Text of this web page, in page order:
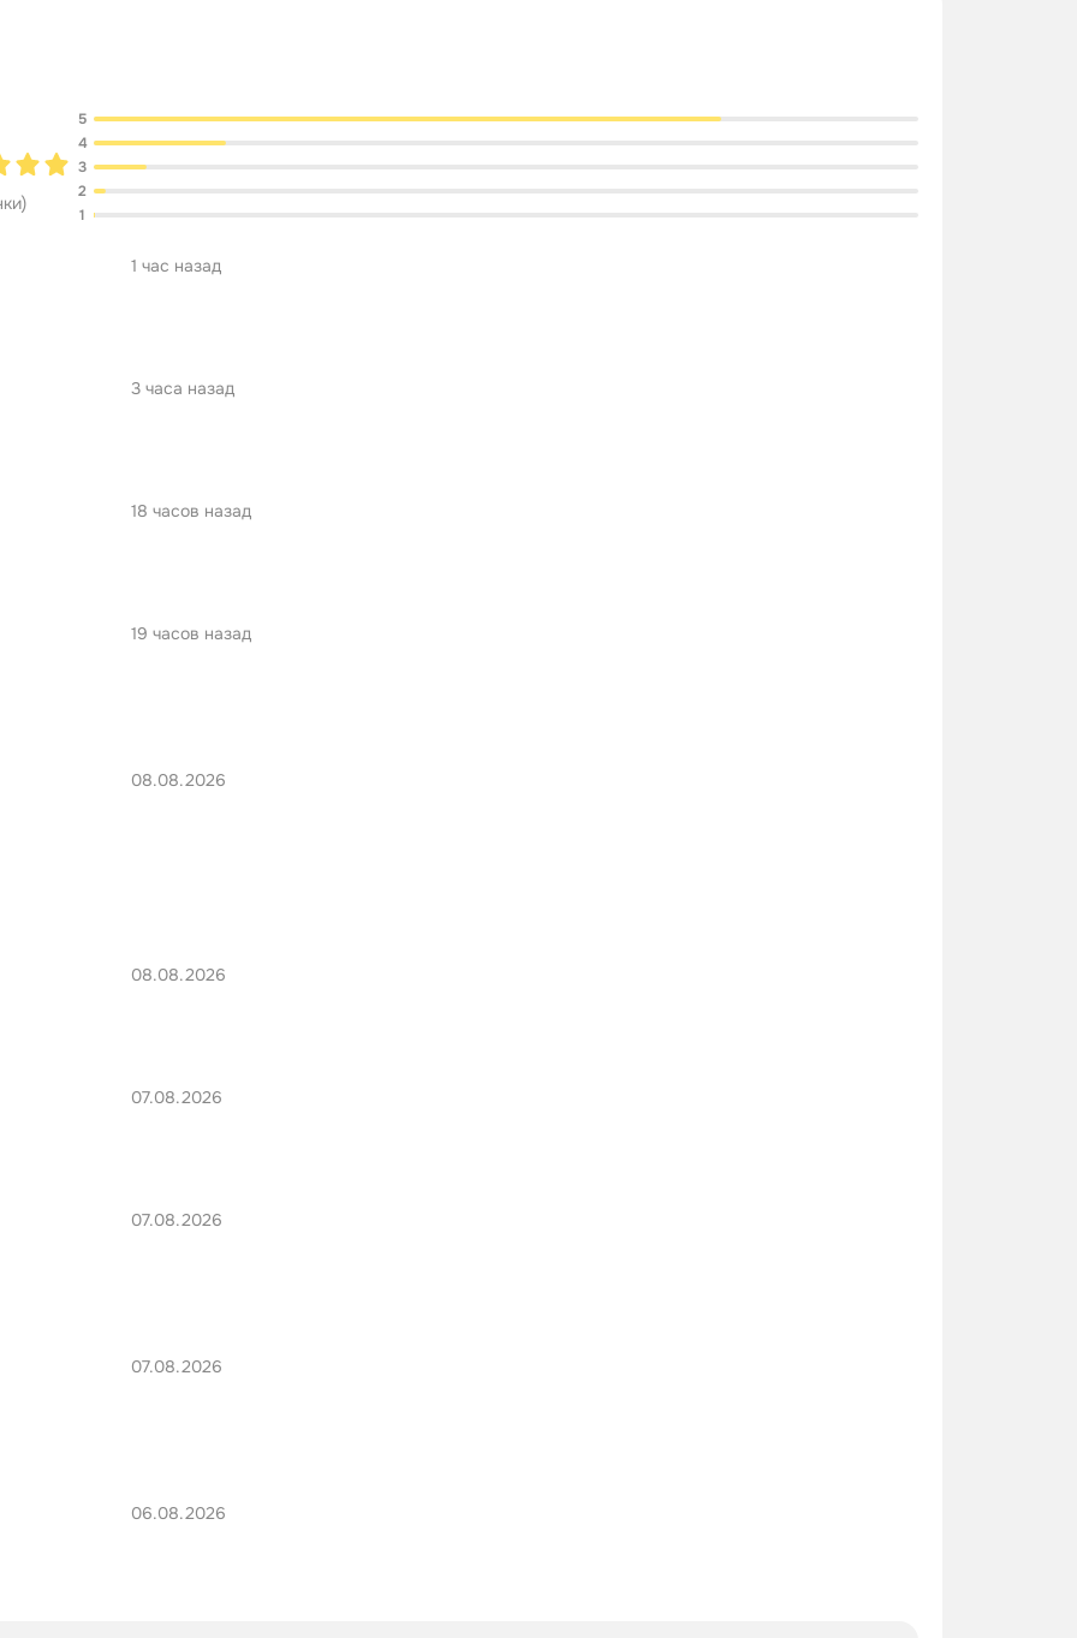
)
1
2
3
4
5
1 час назад
3 часа назад
18 часов назад
19 часов назад
08.08.2026
08.08.2026
07.08.2026
07.08.2026
07.08.2026
06.08.2026